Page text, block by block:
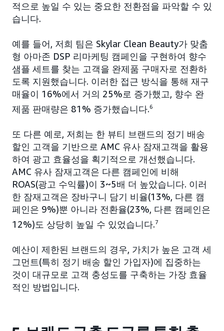
적으로 높일 수 있는 중요한 전환점을 파악할 수 있
습니다.
예를 들어, 저희 팀은 Skylar Clean Beauty가 맞춤
형 아마존 DSP 리마케팅 캠페인을 구현하여 향수
샘플 세트를 찾는 고객을 완제품 구매자로 전환하
도록 지원했습니다. 이러한 접근 방식을 통해 재구
매율이 16%에서 거의 25%로 증가했고, 향수 완
제품 판매량은 81% 증가했습니다.6
또 다른 예로, 저희는 한 뷰티 브랜드의 정기 배송
할인 고객을 기반으로 AMC 유사 잠재고객을 활용
하여 광고 효율성을 획기적으로 개선했습니다.
AMC 유사 잠재고객은 다른 캠페인에 비해
ROAS(광고 수익률)이 3~5배 더 높았습니다. 이러
한 잠재고객은 장바구니 담기 비율(13%, 다른 캠
페인은 9%)뿐 아니라 전환율(23%, 다른 캠페인은
12%)도 상당히 높일 수 있었습니다.7
예산이 제한된 브랜드의 경우, 가치가 높은 고객 세
그먼트(특히 정기 배송 할인 가입자)에 집중하는
것이 대규모로 고객 충성도를 구축하는 가장 효율
적인 방법입니다.